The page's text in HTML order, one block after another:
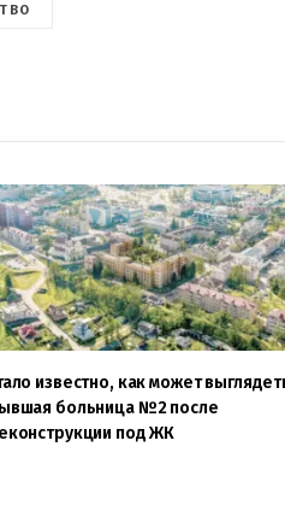
известно, как может
больница №2 после
под ЖК